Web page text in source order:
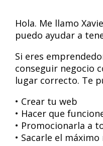
Hola. Me llamo
puedo ayudar a
Si eres
conseguir negocio
lugar correcto. Te
• Crear tu web
• Hacer que
• Promocionarla a
• Sacarle el